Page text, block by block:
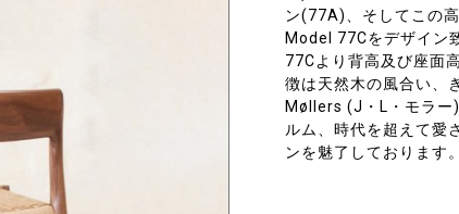
ン(77A)、そしてこの
Model 77Cをデザイン
77Cより背高及び座面
徴は天然木の風合い、
Møllers (J・L・モラー
ルム、時代を超えて愛
ンを魅了しております。